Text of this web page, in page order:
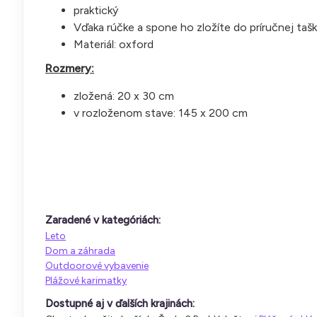
praktický
Vďaka rúčke a spone ho zložíte do príručnej
Materiál: oxford
Rozmery:
zložená: 20 x 30 cm
v rozloženom stave: 145 x 200 cm
Zaradené v kategóriách:
Leto
Dom a záhrada
Outdoorové vybavenie
Plážové karimatky
Dostupné aj v ďalších krajinách: